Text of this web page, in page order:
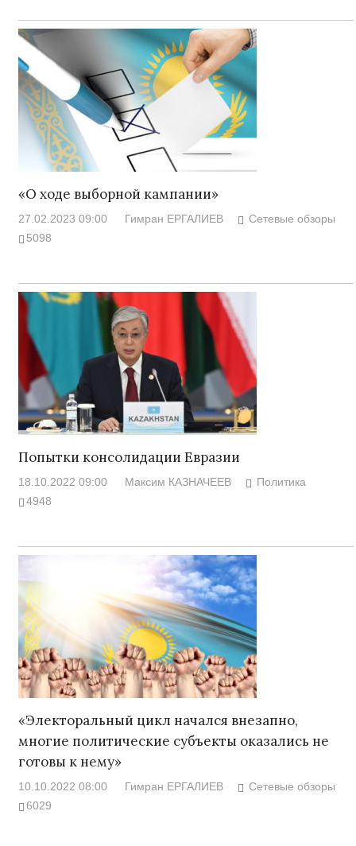
«О ходе выборной кампании»
27.02.2023 09:00 Гимран ЕРГАЛИЕВ
Сетевые обзоры
5098
Попытки консолидации Евразии
18.10.2022 09:00 Максим КАЗНАЧЕЕВ
Политика
4948
«Электоральный цикл начался внезапно,
многие политические субъекты оказались не
готовы к нему»
10.10.2022 08:00 Гимран ЕРГАЛИЕВ
Сетевые обзоры
6029